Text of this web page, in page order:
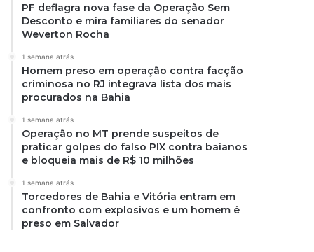
PF deflagra nova fase da Operação Sem
Desconto e mira familiares do senador
Weverton Rocha
1 semana atrás
Homem preso em operação contra facção
criminosa no RJ integrava lista dos mais
procurados na Bahia
1 semana atrás
Operação no MT prende suspeitos de
praticar golpes do falso PIX contra baianos
e bloqueia mais de R$ 10 milhões
1 semana atrás
Torcedores de Bahia e Vitória entram em
confronto com explosivos e um homem é
preso em Salvador